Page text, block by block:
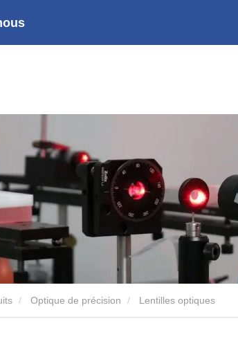
Optique de précision Lentilles optiques